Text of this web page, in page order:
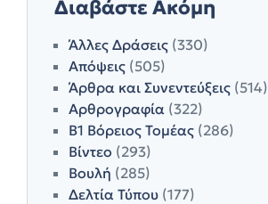
Διαβάστε Ακόμη
Άλλες Δράσεις (330)
Απόψεις (505)
Άρθρα και Συνεντεύξεις (514)
Αρθρογραφία (322)
Β1 Βόρειος Τομέας (286)
Βίντεο (293)
Βουλή (285)
Δελτία Τύπου (177)